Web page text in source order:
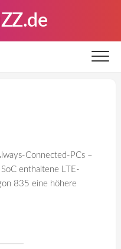
Connected-PCs –
enthaltene LTE-
835 eine höhere